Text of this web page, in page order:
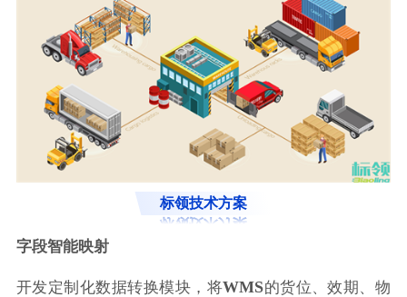
标领技术方案
字段智能映射
开发定制化数据转换模块，将WMS的货位、效期、物